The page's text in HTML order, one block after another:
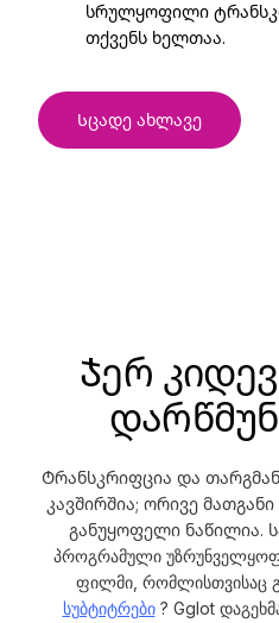
სრულყოფილი
თქვენს ხელთაა.
Სცადე ახლავე
Ჯერ
Ტრანსკრიფცია და
კავშირშია; ორივე
განუყოფელი ნაწილია.
პროგრამული
ფილმი, რომლისთვისაც
სუბტიტრები? Gglot